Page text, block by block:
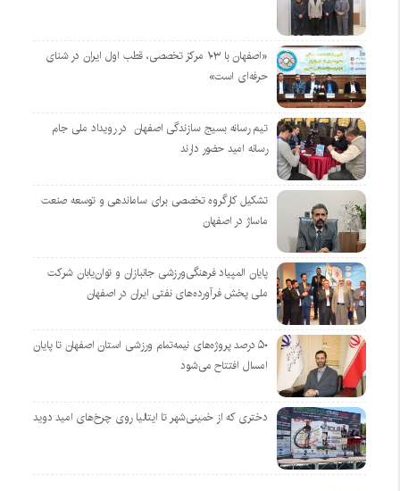
«اصفهان با ۱۰۳ مرکز تخصصی، قطب اول ایران در شنای
حرفه‌ای است»
تیم رسانه بسیج سازندگی اصفهان در رویداد ملی جام
رسانه امید حضور دارند
تشکیل کارگروه تخصصی برای ساماندهی و توسعه صنعت
ماساژ در اصفهان
پایان المپیاد فرهنگی‌ورزشی جانبازان و توان‌یابان شرکت
ملی پخش فرآورده‌های نفتی ایران در اصفهان
۵۰ درصد پروژه‌های نیمه‌تمام ورزشی استان اصفهان تا پایان
امسال افتتاح می‌شود
دختری که از خمینی‌شهر تا ایتالیا روی چرخ‌های امید دوید